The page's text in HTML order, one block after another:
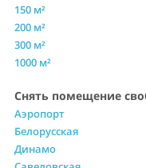
150 м²
200 м²
300 м²
1000 м²
Снять помещение
Аэропорт
Белорусская
Динамо